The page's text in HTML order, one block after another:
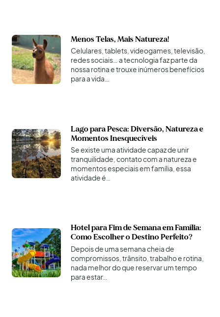
Menos Telas, Mais Natureza!
Celulares, tablets, videogames, televisão,
redes sociais… a tecnologia faz parte da
nossa rotina e trouxe inúmeros benefícios
para a vida…
Lago para Pesca: Diversão, Natureza e
Momentos Inesquecíveis
Se existe uma atividade capaz de unir
tranquilidade, contato com a natureza e
momentos especiais em família, essa
atividade é…
Hotel para Fim de Semana em Família:
Como Escolher o Destino Perfeito?
Depois de uma semana cheia de
compromissos, trânsito, trabalho e rotina,
nada melhor do que reservar um tempo
para estar…